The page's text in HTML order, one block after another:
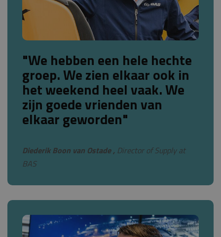
"We hebben een hele hechte
groep. We zien elkaar ook in
het weekend heel vaak. We
zijn goede vrienden van
elkaar geworden"
Diederik Boon van Ostade , Director of Supply at
BAS